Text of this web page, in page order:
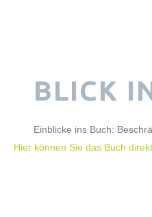
BLICK
Einblicke ins Buch:
Hier können Sie das Buch